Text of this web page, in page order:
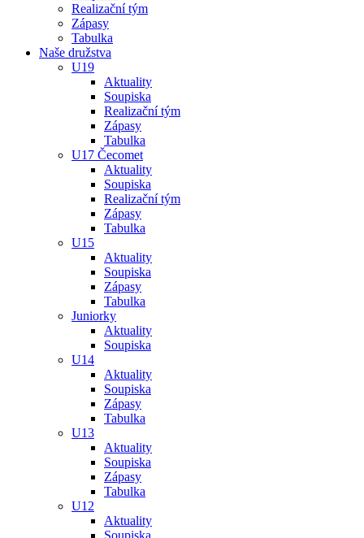
Realizační tým
Zápasy
Tabulka
Naše družstva
U19
Aktuality
Soupiska
Realizační tým
Zápasy
Tabulka
U17 Čecomet
Aktuality
Soupiska
Realizační tým
Zápasy
Tabulka
U15
Aktuality
Soupiska
Zápasy
Tabulka
Juniorky
Aktuality
Soupiska
U14
Aktuality
Soupiska
Zápasy
Tabulka
U13
Aktuality
Soupiska
Zápasy
Tabulka
U12
Aktuality
Soupiska